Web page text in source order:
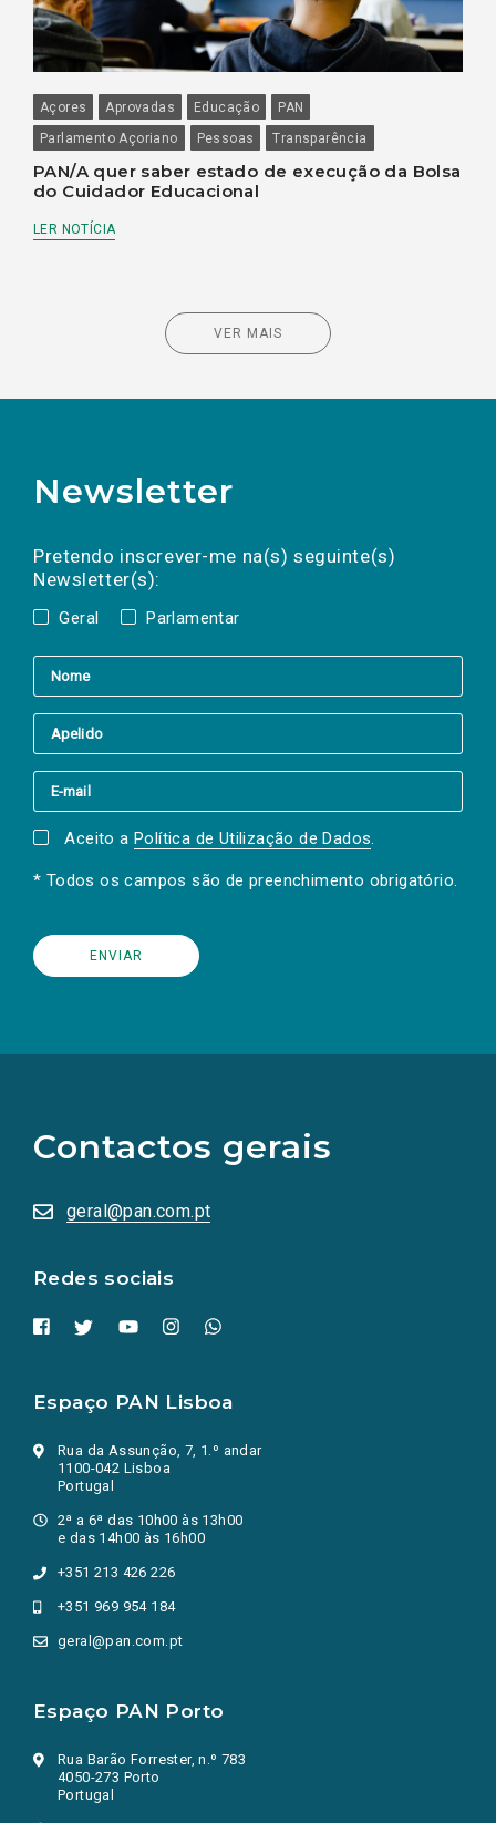
Açores Aprovadas Educação
PAN
Parlamento Açoriano
Pessoas Transparência
PAN/A quer saber estado de execução da Bolsa
do Cuidador Educacional
LER NOTÍCIA
VER MAIS
Newsletter
Pretendo inscrever-me na(s) seguinte(s)
Newsletter(s):
Geral Parlamentar
a(s) newsletter(s).
mail
Aceito a Política de Utilização de Dados.
* Todos os campos são de preenchimento obrigatório.
Contactos gerais
geral@pan.com.pt
Redes sociais
redes
sociais
numa
nova
Espaço PAN Lisboa
Rua da Assunção, 7, 1.º andar
1100-042 Lisboa
Portugal
2ª a 6ª das 10h00 às 13h00
e das 14h00 às 16h00
+351 213 426 226
+351 969 954 184
geral@pan.com.pt
Espaço PAN Porto
Rua Barão Forrester, n.º 783
4050-273 Porto
Portugal